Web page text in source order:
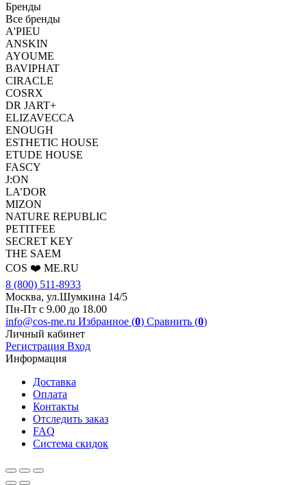
Бренды
Все бренды
A'PIEU
ANSKIN
AYOUME
BAVIPHAT
CIRACLE
COSRX
DR JART+
ELIZAVECCA
ENOUGH
ESTHETIC HOUSE
ETUDE HOUSE
FASCY
J:ON
LA’DOR
MIZON
NATURE REPUBLIC
PETITFEE
SEСRET KEY
THE SAEM
COS ❤️ ME.RU
8 (800) 511-8933
Москва, ул.Шумкина 14/5
Пн-Пт с 9.00 до 18.00
info@cos-me.ru Избранное (0) Сравнить (0)
Личный кабинет
Регистрация Вход
Информация
Доставка
Оплата
Контакты
Отследить заказ
FAQ
Система скидок